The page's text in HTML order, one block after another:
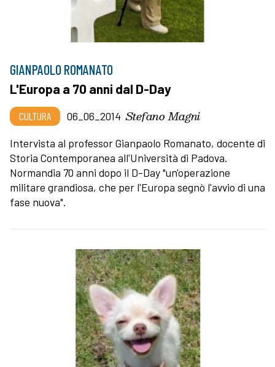
GIANPAOLO ROMANATO
L'Europa a 70 anni dal D-Day
CULTURA 06_06_2014 Stefano Magni
Intervista al professor Gianpaolo Romanato, docente di
Storia Contemporanea all'Università di Padova.
Normandia 70 anni dopo il D-Day "un'operazione
militare grandiosa, che per l'Europa segnò l'avvio di una
fase nuova".